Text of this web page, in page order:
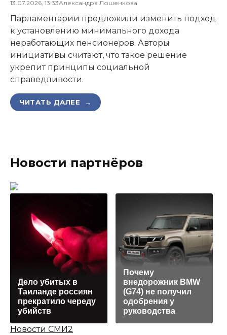
13.07.2026, 13:33Александра Лошенкова
Парламентарии предложили изменить подход
к установлению минимального дохода
неработающих пенсионеров. Авторы
инициативы считают, что такое решение
укрепит принципы социальной
справедливости.
ЧИТАТЬ ДАЛЕЕ →
Новости партнёров
Дело убитых в
Таиланде россиян
прекратило череду
убийств
Почему
внедорожник BMW
(G74) не получил
одобрения у
руководства
Новости СМИ2